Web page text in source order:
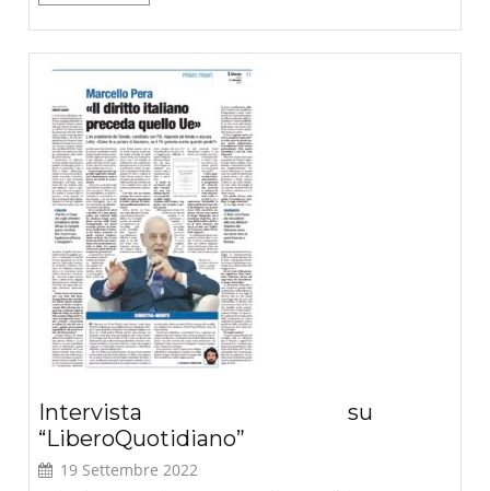
Intervista su
“LiberoQuotidiano”
19 Settembre 2022